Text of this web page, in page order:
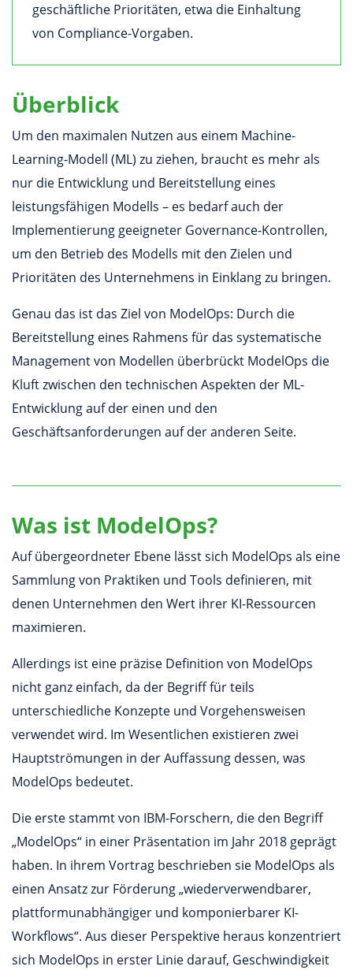
geschäftliche Prioritäten, etwa die Einhaltung
von Compliance-Vorgaben.
Überblick
Um den maximalen Nutzen aus einem Machine-
Learning-Modell (ML) zu ziehen, braucht es mehr als
nur die Entwicklung und Bereitstellung eines
leistungsfähigen Modells – es bedarf auch der
Implementierung geeigneter Governance-Kontrollen,
um den Betrieb des Modells mit den Zielen und
Prioritäten des Unternehmens in Einklang zu bringen.
Genau das ist das Ziel von ModelOps: Durch die
Bereitstellung eines Rahmens für das systematische
Management von Modellen überbrückt ModelOps die
Kluft zwischen den technischen Aspekten der ML-
Entwicklung auf der einen und den
Geschäftsanforderungen auf der anderen Seite.
Was ist ModelOps?
Auf übergeordneter Ebene lässt sich ModelOps als eine
Sammlung von Praktiken und Tools definieren, mit
denen Unternehmen den Wert ihrer KI-Ressourcen
maximieren.
Allerdings ist eine präzise Definition von ModelOps
nicht ganz einfach, da der Begriff für teils
unterschiedliche Konzepte und Vorgehensweisen
verwendet wird. Im Wesentlichen existieren zwei
Hauptströmungen in der Auffassung dessen, was
ModelOps bedeutet.
Die erste stammt von IBM-Forschern, die den Begriff
„ModelOps“ in einer Präsentation im Jahr 2018 geprägt
haben. In ihrem Vortrag beschrieben sie ModelOps als
einen Ansatz zur Förderung „wiederverwendbarer,
plattformunabhängiger und komponierbarer KI-
Workflows“. Aus dieser Perspektive heraus konzentriert
sich ModelOps in erster Linie darauf, Geschwindigkeit